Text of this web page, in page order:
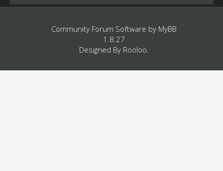
Community Forum Software by MyBB
1.8.27
Designed By Rooloo.